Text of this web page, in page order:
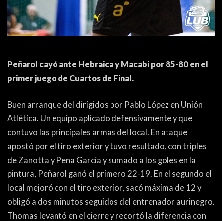
COLUMNAS
ELECCIONES
TRIBUNA
PEÑAS
ENCUESTAS
EDITORIALES
HISTORIA
Peñarol cayó ante Hebraica y Macabi por 85-80 en el
primer juego de Cuartos de Final.
Buen arranque del dirigidos por Pablo López en Unión
Atlética. Un equipo aplicado defensivamente y que
contuvo las principales armas del local. En ataque
apostó por el tiro exterior y tuvo resultado, con triples
de Zanotta y Pena García y sumado a los goles en la
pintura, Peñarol ganó el primero 22-19. En el segundo el
local mejoró con el tiro exterior, sacó máxima de 12 y
obligó a dos minutos seguidos del entrenador aurinegro.
Thomas levantó en el cierre y recortó la diferencia con